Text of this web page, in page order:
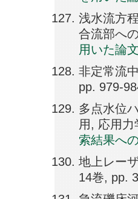
浅水流方
合流部へ
用いた論
非定常流
pp. 979-
多点水位
用, 応用
索結果へ
地上レー
14巻, pp.